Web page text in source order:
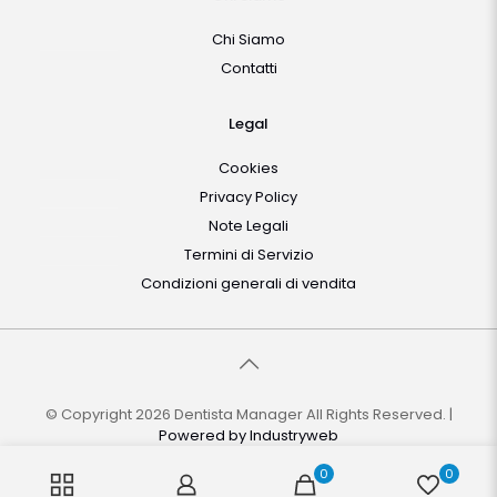
Chi Siamo
Contatti
Legal
Cookies
Privacy Policy
Note Legali
Termini di Servizio
Condizioni generali di vendita
© Copyright 2026 Dentista Manager All Rights Reserved. |
Powered byIndustryweb
0 0